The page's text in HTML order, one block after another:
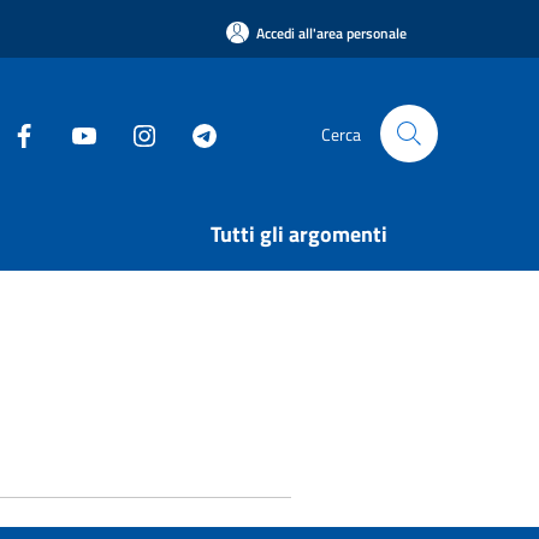
Accedi all'area personale
Cerca
Tutti gli argomenti